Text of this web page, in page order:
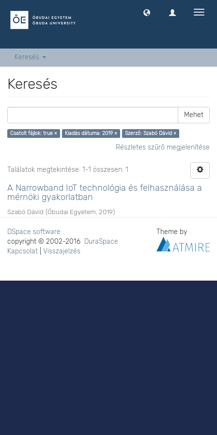
Keresés
Keresés
Mehet
Csatolt fájlok: true × Kiadás dátuma: 2019 × Szerző: Szabó Dávid ×
Részletes szűrő megjelenítése
Találatok megtekintése: 1-1 összesen: 1
A Narrowband IoT technológia és felhasználása a
mérnöki gyakorlatban
Szabó Dávid (Óbudai Egyetem 2019)
DSpace software
copyright © 2002-2016 DuraSpace
Kapcsolat
Visszajelzés
Theme by